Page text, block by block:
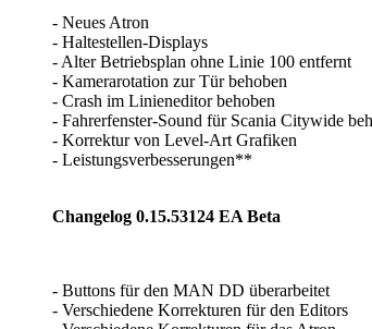
- Neues Atron
- Haltestellen-Displays
- Alter Betriebsplan ohne Linie 100 entfernt
- Kamerarotation zur Tür behoben
- Crash im Linieneditor behoben
- Fahrerfenster-Sound für Scania Citywide
- Korrektur von Level-Art Grafiken
- Leistungsverbesserungen**
Changelog 0.15.53124 EA Beta
- Buttons für den MAN DD überarbeitet
- Verschiedene Korrekturen für den Editors